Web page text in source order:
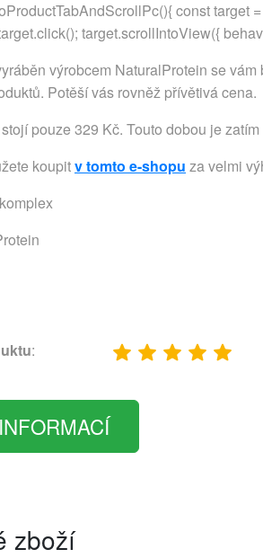
const target
target.scrollIntoView({
výrobcem NaturalProtein se
Potěší vás rovněž přívětivá cena.
pouze 329 Kč. Touto dobou je
koupitv tomto e-shopu za velmi
:
zboží